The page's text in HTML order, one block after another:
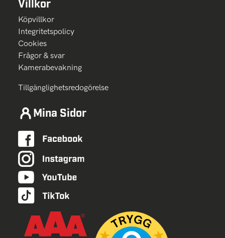
Villkor
Köpvillkor
Integritetspolicy
Cookies
Frågor & svar
Kamerabevakning
Tillgänglighetsredogörelse
Mina Sidor